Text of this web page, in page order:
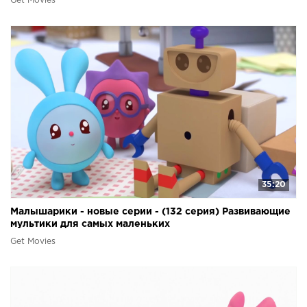
35:20
Малышарики - новые серии - (132 серия) Развивающие
мультики для самых маленьких
Get Movies